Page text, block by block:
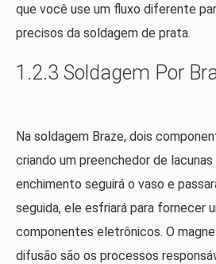
que você use um fluxo diferente
precisos da soldagem de prata.
1.2.3 Soldagem Por
Na soldagem Braze, dois
criando um preenchedor de
enchimento seguirá o vaso e
seguida, ele esfriará para fornecer
componentes eletrônicos. O
difusão são os processos